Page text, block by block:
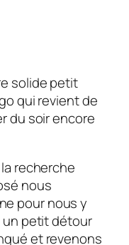
solide petit
qui revient de
du soir encore
recherche
nous
pour nous y
un petit détour
et revenons